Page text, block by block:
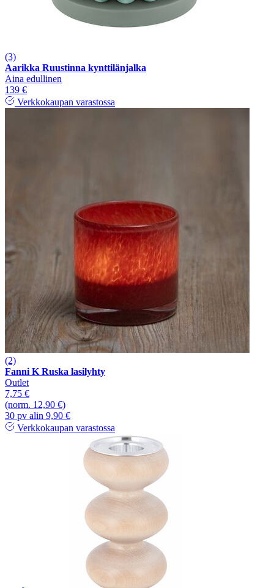
(3)
Aarikka Ruustinna kynttilänjalka
Aina edullinen
139 €
Verkkokaupan varastossa
(2)
Fanni K Ruska lasilyhty
Outlet
7,75 €
(norm. 12,90 €)
30 pv alin 9,90 €
Verkkokaupan varastossa